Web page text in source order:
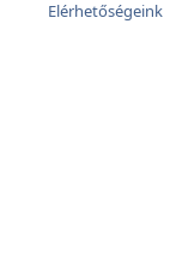
Elérhetőségeink